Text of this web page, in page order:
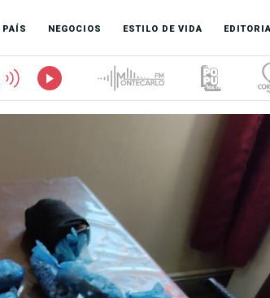
PAÍS NEGOCIOS ESTILO DE VIDA